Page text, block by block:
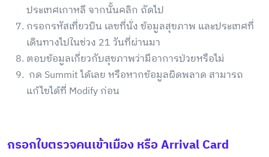
ประเทศเกาหลี จากนั้นคลิก ถัดไป
กรอกรหัสเที่ยวบิน เลขที่นั่ง ข้อมูลสุขภาพ และประเทศที่
เดินทางไปในช่วง 21 วันที่ผ่านมา
ตอบข้อมูลเกี่ยวกับสุขภาพว่ามีอาการป่วยหรือไม่
กด Summit ได้เลย หรือหากข้อมูลผิดพลาด สามารถ
แก้ไขได้ที่ Modify ก่อน
กรอกใบตรวจคนเข้าเมือง หรือ Arrival Card